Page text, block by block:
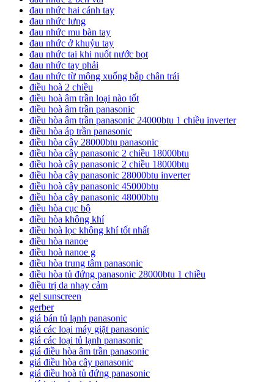
đau nhức hai cánh tay
đau nhức lưng
đau nhức mu bàn tay
đau nhức ở khuỷu tay
đau nhức tai khi nuốt nước bọt
đau nhức tay phải
đau nhức từ mông xuống bắp chân trái
điều hoà 2 chiều
điều hoà âm trần loại nào tốt
điều hoà âm trần panasonic
điều hòa âm trần panasonic 24000btu 1 chiều inverter
điều hòa áp trần panasonic
điều hòa cây 28000btu panasonic
điều hòa cây panasonic 2 chiều 18000btu
điều hoà cây panasonic 2 chiều 18000btu
điều hòa cây panasonic 28000btu inverter
điều hoà cây panasonic 45000btu
điều hòa cây panasonic 48000btu
điều hòa cục bộ
điều hòa không khí
điều hoà lọc không khí tốt nhất
điều hòa nanoe
điều hoà nanoe g
điều hòa trung tâm panasonic
điều hòa tủ đứng panasonic 28000btu 1 chiều
điều trị da nhạy cảm
gel sunscreen
gerber
giá bán tủ lạnh panasonic
giá các loại máy giặt panasonic
giá các loại tủ lạnh panasonic
giá điều hòa âm trần panasonic
giá điều hòa cây panasonic
giá điều hoà tủ đứng panasonic